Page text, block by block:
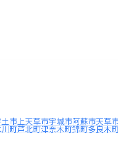
市上天草市宇城市阿蘇市天草
町芦北町津奈木町錦町多良木